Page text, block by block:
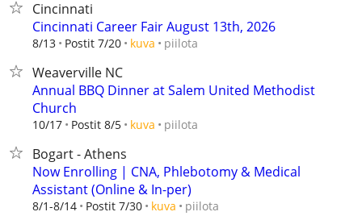
Cincinnati
Cincinnati Career Fair August 13th, 2026
8/13 Postit 7/20 kuva piilota
Weaverville NC
Annual BBQ Dinner at Salem United Methodist
Church
10/17 Postit 8/5 kuva piilota
Bogart - Athens
Now Enrolling | CNA, Phlebotomy & Medical
Assistant (Online & In-per)
8/1-8/14 Postit 7/30 kuva piilota